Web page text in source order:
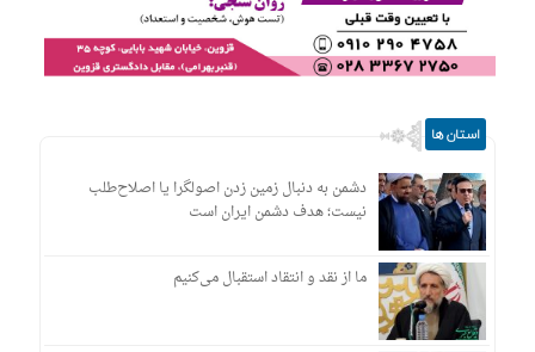
استان ها
دشمن به دنبال زمین زدن اصولگرا یا اصلاح‌طلب
نیست؛ هدف دشمن ایران است
ما از نقد و انتقاد استقبال می‌کنیم